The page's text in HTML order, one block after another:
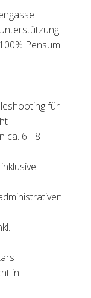
Pensum.
für
ca. 6 - 8
in